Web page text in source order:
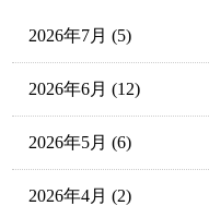
2026年7月 (5)
2026年6月 (12)
2026年5月 (6)
2026年4月 (2)